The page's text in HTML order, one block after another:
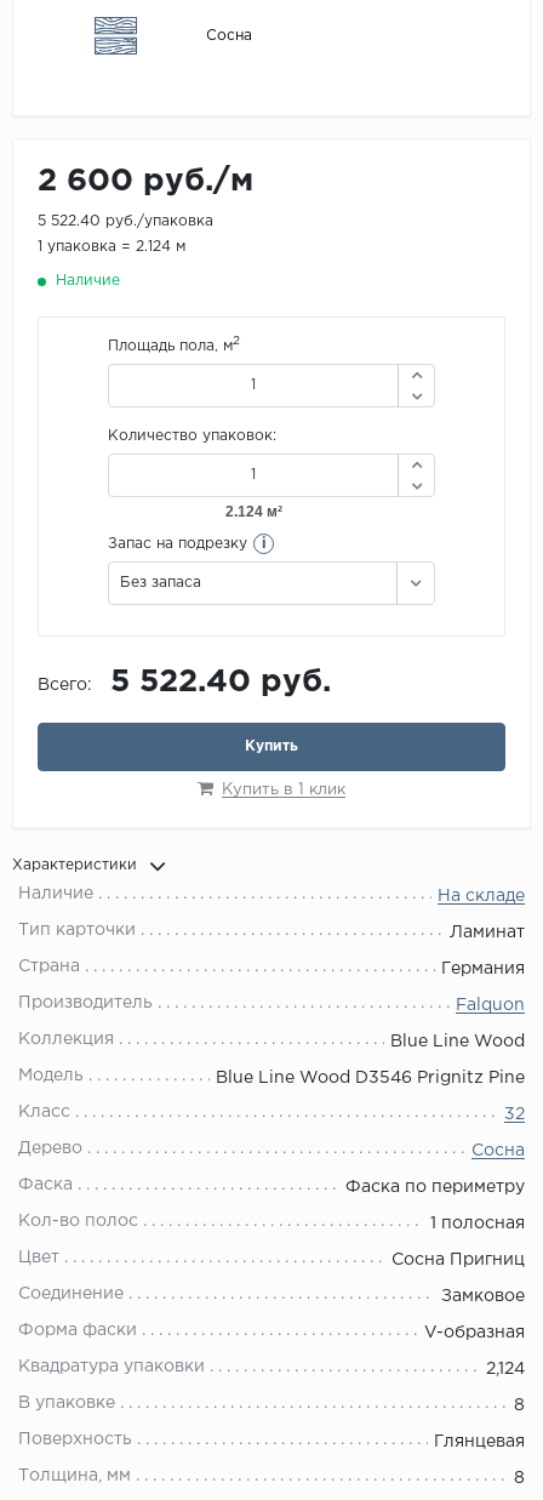
Сосна
2 600 руб./м
5 522.40 руб./упаковка
1 упаковка = 2.124 м
Наличие
Площадь пола, м2
Количество упаковок:
Запас на подрезку i
Без запаса
Всего: 5 522.40 руб.
Купить
Купить в 1 клик
Характеристики
Наличие На складе
Тип карточки Ламинат
Страна Германия
Производитель Falquon
Коллекция Blue Line Wood
Модель Blue Line Wood D3546 Prignitz Pine
Класс 32
Дерево Сосна
Фаска Фаска по периметру
Кол-во полос 1 полосная
Цвет Сосна Пригниц
Соединение Замковое
Форма фаски V-образная
Квадратура упаковки 2,124
В упаковке 8
Поверхность Глянцевая
Толщина, мм 8